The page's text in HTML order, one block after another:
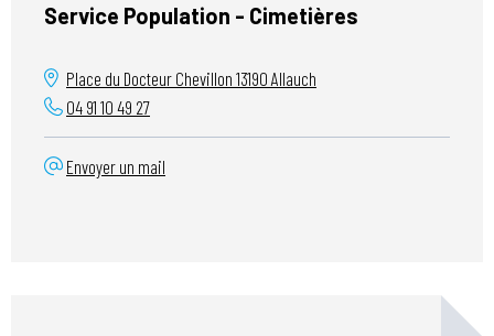
Service Population - Cimetières
Place du Docteur Chevillon 13190 Allauch
04 91 10 49 27
Envoyer un mail